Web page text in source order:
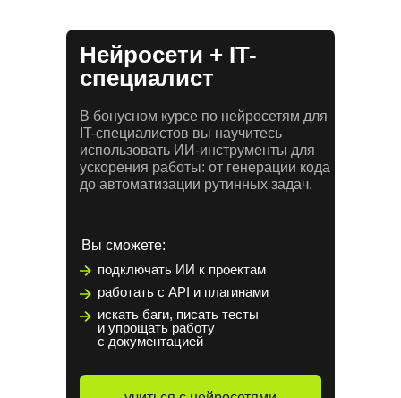
Нейросети + IT-
специалист
В бонусном курсе по нейросетям для
IT-специалистов вы научитесь
использовать ИИ-инструменты для
ускорения работы: от генерации кода
до автоматизации рутинных задач.
Вы сможете:
подключать ИИ к проектам
работать с API и плагинами
искать баги, писать тесты
и упрощать работу
с документацией